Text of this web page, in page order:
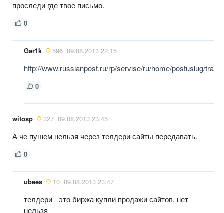
проследи где твое письмо.
0
Gar1k 596 09.08.2013 22:15
http://www.russianpost.ru/rp/servise/ru/home/postuslug/
0
witosp 327 09.08.2013 23:45
А че пушем нельзя через телдери сайты передавать.
0
ubees 10 09.08.2013 23:47
телдери - это биржа купли продажи сайтов, нет
нельзя